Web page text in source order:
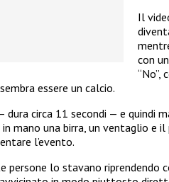
Il
con
“No”,
essere un calcio.
circa 11 secondi — e quindi
in mano una birra, un ventaglio e il
l’evento.
lo stavano riprendendo